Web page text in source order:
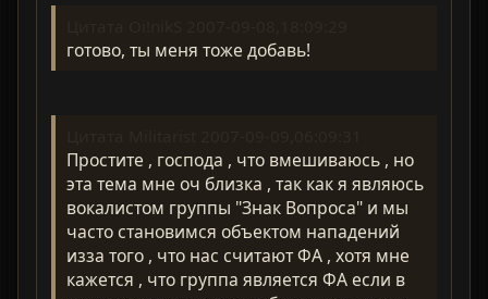
готово, ты меня тоже добавь!
Простите , господа , что вмешиваюсь , но
эта тема мне оч близка , так как я являюсь
вокалистом группы "Знак Вопроса" и мы
часто становимся объектом нападений
изза того , что нас считают ФА , хотя мне
кажется , что группа является ФА если в